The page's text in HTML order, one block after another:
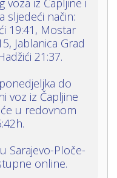
voza iz Čapljine i
sljedeći način:
19:41, Mostar
Jablanica Grad
21:37.
do
voz iz Čapljine
u redovnom
Sarajevo-Ploče-
online.